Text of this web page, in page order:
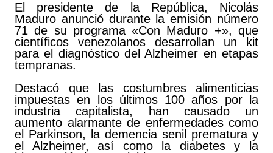
El presidente de la República, Nicolás
Maduro anunció durante la emisión número
71 de su programa «Con Maduro +», que
científicos venezolanos desarrollan un kit
para el diagnóstico del Alzheimer en etapas
tempranas.
Destacó que las costumbres alimenticias
impuestas en los últimos 100 años por la
industria capitalista, han causado un
aumento alarmante de enfermedades como
el Parkinson, la demencia senil prematura y
el Alzheimer, así como la diabetes y la